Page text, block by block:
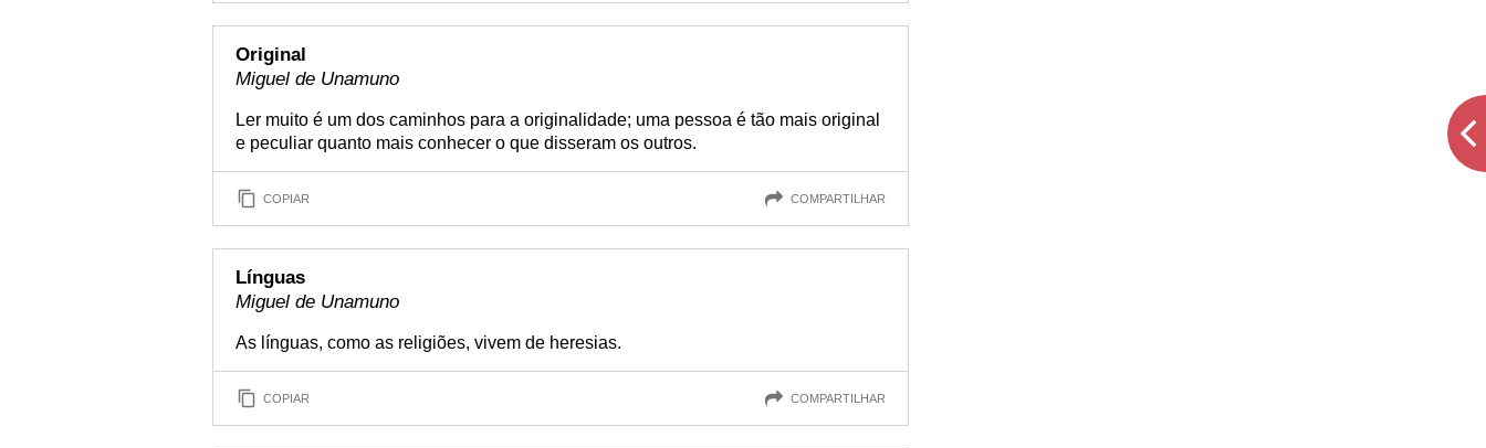
Original
Miguel de Unamuno
Ler muito é um dos caminhos para a originalidade; uma pessoa é tão mais original
e peculiar quanto mais conhecer o que disseram os outros.
COPIAR COMPARTILHAR
Línguas
Miguel de Unamuno
As línguas, como as religiões, vivem de heresias.
COPIAR COMPARTILHAR